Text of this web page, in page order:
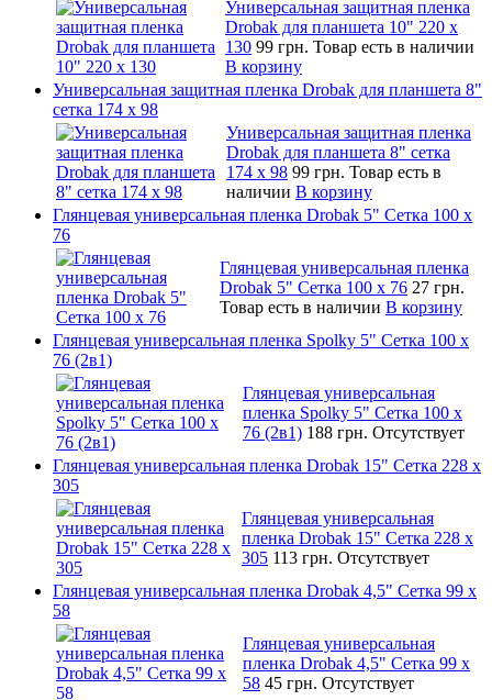
Универсальная защитная пленка
Drobak для планшета 10" 220 x
130 99 грн. Товар есть в наличии
В корзину
Универсальная защитная пленка Drobak для планшета 8"
сетка 174 x 98
Универсальная защитная пленка
Drobak для планшета 8" сетка
174 x 98 99 грн. Товар есть в
наличии В корзину
Глянцевая универсальная пленка Drobak 5" Сетка 100 x
76
Глянцевая универсальная пленка
Drobak 5" Сетка 100 x 76 27 грн.
Товар есть в наличии В корзину
Глянцевая универсальная пленка Spolky 5" Сетка 100 x
76 (2в1)
Глянцевая универсальная
пленка Spolky 5" Сетка 100 x
76 (2в1) 188 грн. Отсутствует
Глянцевая универсальная пленка Drobak 15" Сетка 228 x
305
Глянцевая универсальная
пленка Drobak 15" Сетка 228 x
305 113 грн. Отсутствует
Глянцевая универсальная пленка Drobak 4,5" Сетка 99 x
58
Глянцевая универсальная
пленка Drobak 4,5" Сетка 99 x
58 45 грн. Отсутствует